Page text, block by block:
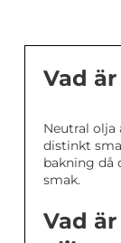
Vad
Neutral olja
distinkt
bakning då
smak.
Vad